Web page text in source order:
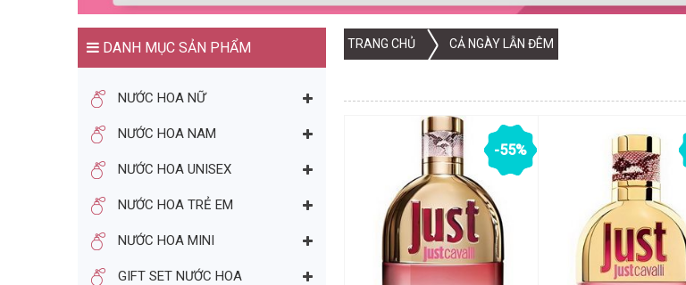
DANH MỤC SẢN PHẨM
NƯỚC HOA NỮ
NƯỚC HOA NAM
NƯỚC HOA UNISEX
NƯỚC HOA TRẺ EM
NƯỚC HOA MINI
GIFT SET NƯỚC HOA
TRANG CHỦ CẢ NGÀY LẪN ĐÊM
-55%